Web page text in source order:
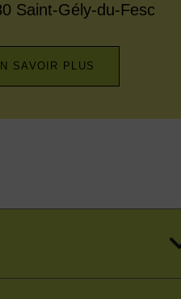
:
Saint-Gély-du-Fesc
SAVOIR PLUS